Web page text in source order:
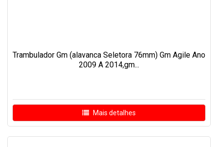
Trambulador Gm (alavanca Seletora 76mm) Gm Agile Ano
2009 A 2014,gm...
Mais detalhes